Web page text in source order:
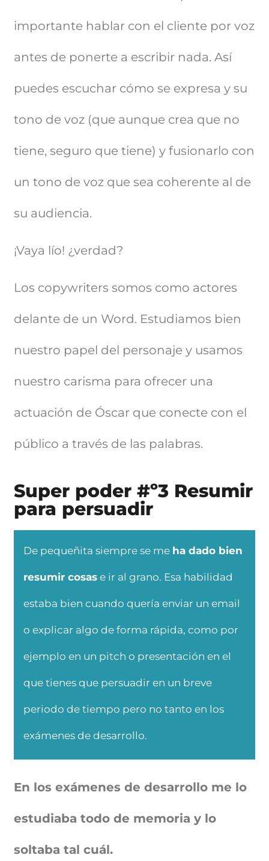
importante hablar con el cliente por voz
antes de ponerte a escribir nada. Así
puedes escuchar cómo se expresa y su
tono de voz (que aunque crea que no
tiene, seguro que tiene) y fusionarlo con
un tono de voz que sea coherente al de
su audiencia.
¡Vaya lío! ¿verdad?
Los copywriters somos como actores
delante de un Word. Estudiamos bien
nuestro papel del personaje y usamos
nuestro carisma para ofrecer una
actuación de Óscar que conecte con el
público a través de las palabras.
Super poder #º3 Resumir
para persuadir
De pequeñita siempre se me ha dado bien
resumir cosas e ir al grano. Esa habilidad
estaba bien cuando quería enviar un email
o explicar algo de forma rápida, como por
ejemplo en un pitch o presentación en el
que tienes que persuadir en un breve
periodo de tiempo pero no tanto en los
exámenes de desarrollo.
En los exámenes de desarrollo me lo
estudiaba todo de memoria y lo
soltaba tal cuál.